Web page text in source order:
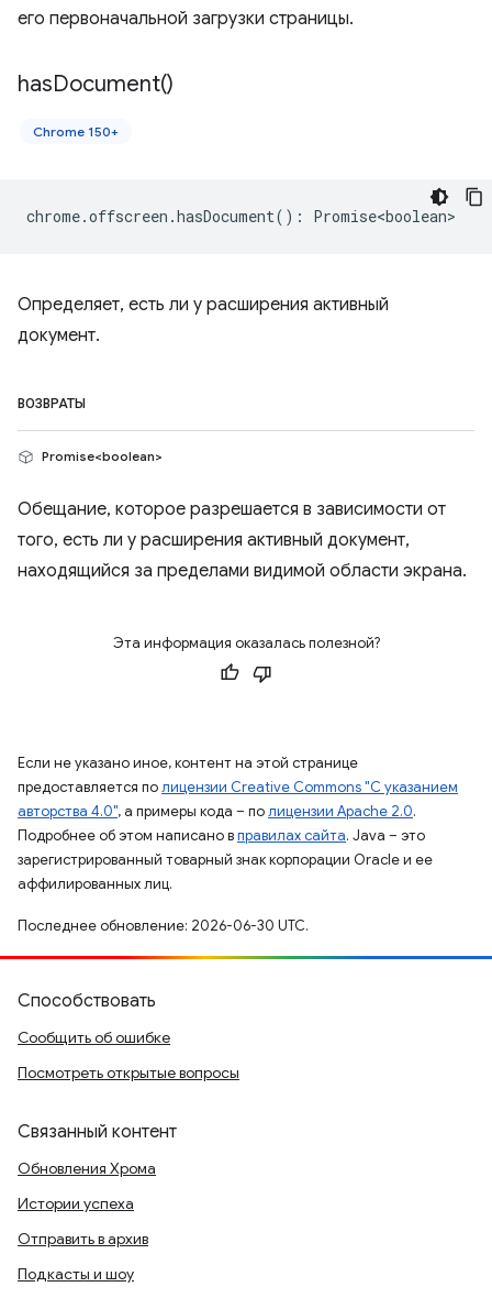
его первоначальной загрузки страницы.
hasDocument()
Chrome 150+
chrome.offscreen .hasDocument() : Promise<boolean>
Определяет, есть ли у расширения активный
документ.
ВОЗВРАТЫ
Promise<boolean>
Обещание, которое разрешается в зависимости от
того, есть ли у расширения активный документ,
находящийся за пределами видимой области экрана.
Эта информация оказалась полезной?
Если не указано иное, контент на этой странице
предоставляется полицензии Creative Commons "С указанием
авторства 4.0", а примеры кода – полицензии Apache 2.0.
Подробнее об этом написано вправилах сайта. Java – это
зарегистрированный товарный знак корпорации Oracle и ее
аффилированных лиц.
Последнее обновление: 2026-06-30 UTC.
Способствовать
Сообщить об ошибке
Посмотреть открытые вопросы
Связанный контент
Обновления Хрома
Истории успеха
Отправить в архив
Подкасты и шоу